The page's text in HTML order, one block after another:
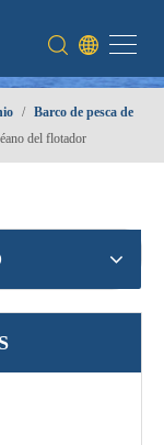
/ Barco de pesca de
del flotador